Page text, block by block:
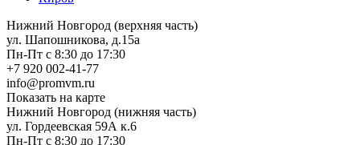
Нижний Новгород (верхняя часть)
ул. Шапошникова, д.15а
Пн-Пт с 8:30 до 17:30
+7 920 002-41-77
info@promvm.ru
Показать на карте
Нижний Новгород (нижняя часть)
ул. Гордеевская 59А к.6
Пн-Пт с 8:30 до 17:30